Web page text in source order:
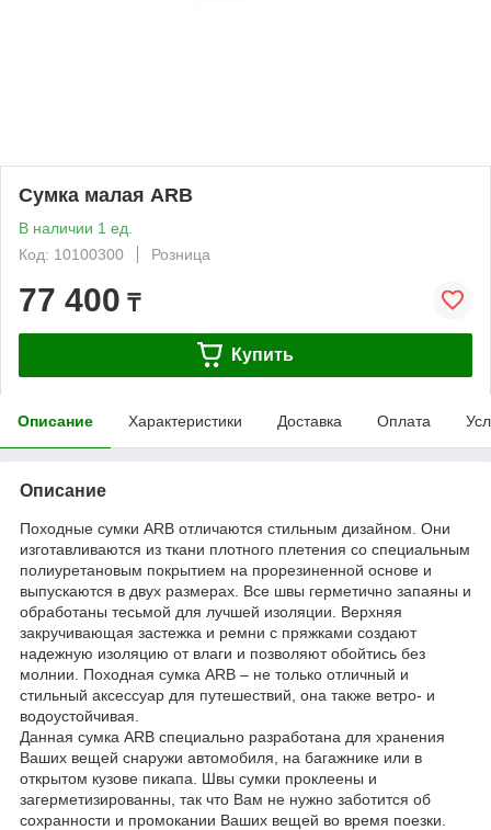
Сумка малая ARB
В наличии 1 ед.
Код: 10100300
Розница
77 400 ₸
Купить
Описание Характеристики Доставка Оплата
Описание
Походные сумки ARB отличаются стильным дизайном. Они
изготавливаются из ткани плотного плетения со специальным
полиуретановым покрытием на прорезиненной основе и
выпускаются в двух размерах. Все швы герметично запаяны и
обработаны тесьмой для лучшей изоляции. Верхняя
закручивающая застежка и ремни с пряжками создают
надежную изоляцию от влаги и позволяют обойтись без
молнии. Походная сумка ARB – не только отличный и
стильный аксессуар для путешествий, она также ветро- и
водоустойчивая.
Данная сумка ARB специально разработана для хранения
Ваших вещей снаружи автомобиля, на багажнике или в
открытом кузове пикапа. Швы сумки проклеены и
загерметизированны, так что Вам не нужно заботится об
сохранности и промокании Ваших вещей во время поезки.